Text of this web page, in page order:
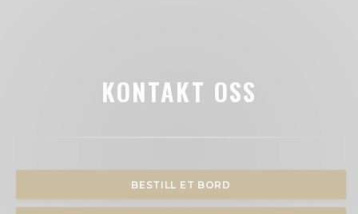
KONTAKT OSS
BESTILL ET BORD